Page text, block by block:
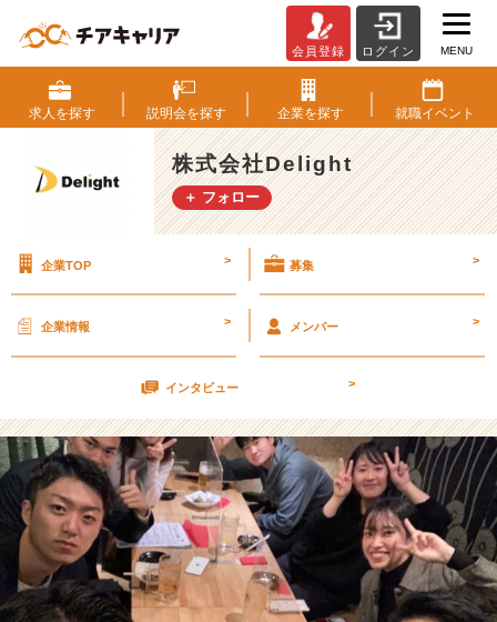
し
い
人
生
の
始
式
D
e
i
g
h
t
の
タ
イ
ム
会員登録 ログイン MENU
求人を探す 説明会を探す 企業を探す 就職イベント
株式会社Delight
＋ フォロー
企業TOP > 募集 >
企業情報 > メンバー >
インタビュー >